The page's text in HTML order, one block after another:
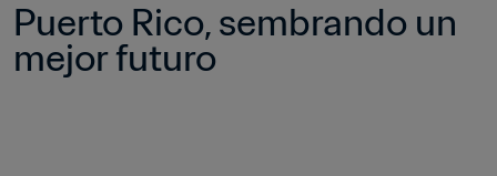
Puerto Rico, sembrando un
mejor futuro